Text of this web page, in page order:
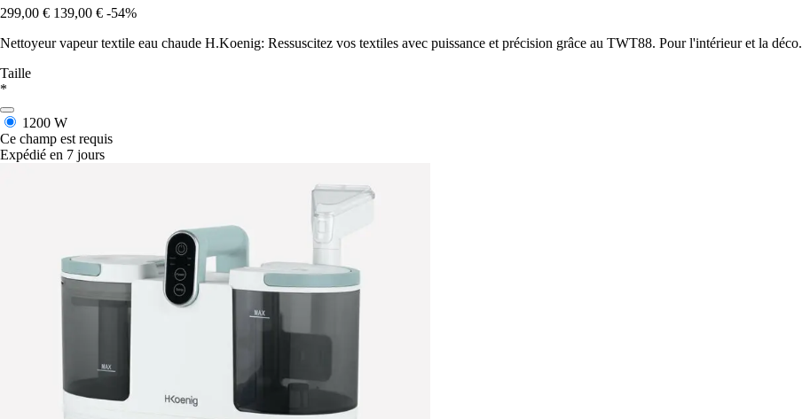
299,00 € 139,00 € -54%
Nettoyeur vapeur textile eau chaude H.Koenig: Ressuscitez vos textiles avec puissance et précision grâce au TWT88. Pour l'intérieur et la déco.
Taille
*
1200 W
Ce champ est requis
Expédié en 7 jours